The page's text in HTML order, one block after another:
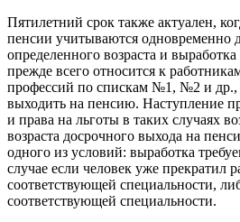
Пятилетний срок также актуален,
пенсии учитываются одновременно
определенного возраста и
прежде всего относится к
профессий по спискам №1, №2 и
выходить на пенсию. Наступление
и права на льготы в таких случаях
возраста досрочного выхода на
одного из условий: выработка
случае если человек уже прекратил
соответствующей специальности,
соответствующей специальности.